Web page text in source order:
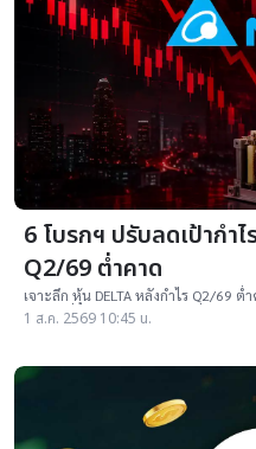
6 โบรกฯ ปรับลดเป้ากำ
Q2/69 ต่ำคาด
เจาะลึก หุ้น DELTA หลังกำไร Q2/69
กำไรเฉลี่ย 14% เคาะเป้าใหม่ต่ำสุด 245
1 ส.ค. 2569 10:45 น.